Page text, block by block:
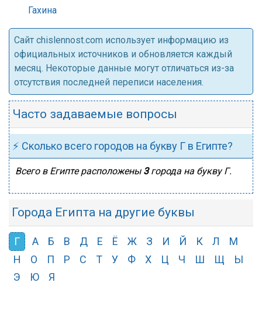
Гахина
Cайт chislennost.com использует информацию из
официальных источников и обновляется каждый
месяц. Некоторые данные могут отличаться из-за
отсутствия последней переписи населения.
Часто задаваемые вопросы
⚡ Сколько всего городов на букву Г в Египте?
Всего в Египте расположены 3города на букву Г.
Города Египта на другие буквы
Г А Б В Д Е Ё Ж З И Й К Л
М
Н
О П Р С Т У Ф Х Ц Ч Ш Щ
Ы
Э
Ю Я